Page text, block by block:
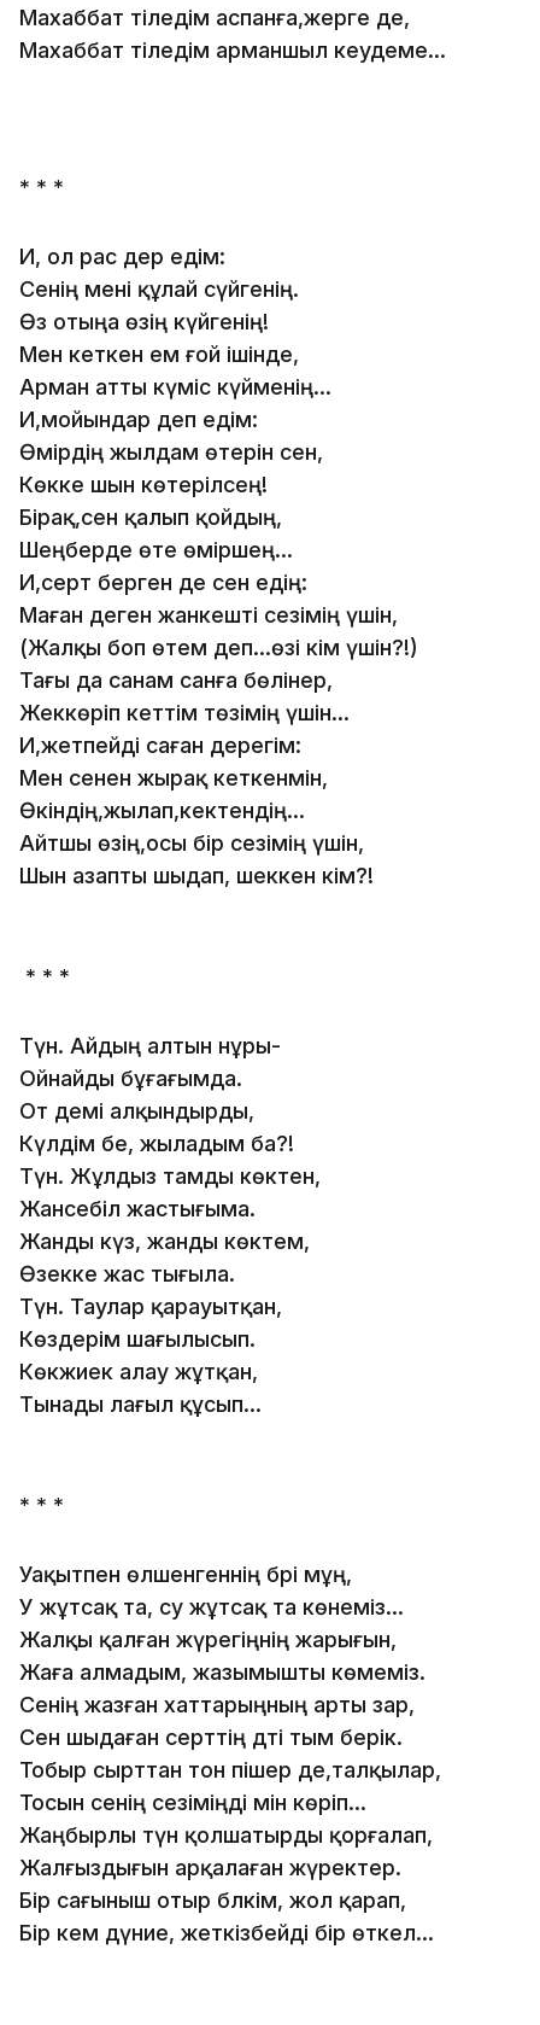
Махаббат тіледім аспанға,жерге де,
Махаббат тіледім арманшыл кеудеме...
* * *
Иә, ол рас дер едім:
Сенің мені құлай сүйгенің.
Өз отыңа өзің күйгенің!
Мен кеткен ем ғой ішінде,
Арман атты күміс күйменің...
Иә,мойындар деп едім:
Өмірдің жылдам өтерін сен,
Көкке шын көтерілсең!
Бірақ,сен қалып қойдың,
Шеңберде өте өміршең...
Иә,серт берген де сен едің:
Маған деген жанкешті сезімің үшін,
(Жалқы боп өтем деп...өзі кім үшін?!)
Тағы да санам санға бөлінер,
Жеккөріп кеттім төзімің үшін...
Иә,жетпейді саған дерегім:
Мен сенен жырақ кеткенмін,
Өкіндің,жылап,кектендің...
Айтшы өзің,осы бір сезімің үшін,
Шын азапты шыдап, шеккен кім?!
* * *
Түн. Айдың алтын нұры-
Ойнайды бұғағымда.
От демі алқындырды,
Күлдім бе, жыладым ба?!
Түн. Жұлдыз тамды көктен,
Жансебіл жастығыма.
Жанды күз, жанды көктем,
Өзекке жас тығыла.
Түн. Таулар қарауытқан,
Көздерім шағылысып.
Көкжиек алау жұтқан,
Тынады лағыл құсып...
* * *
Уақытпен өлшенгеннің бәрі мұң,
У жұтсақ та, су жұтсақ та көнеміз...
Жалқы қалған жүрегіңнің жарығын,
Жаға алмадым, жазымышты көмеміз.
Сенің жазған хаттарыңның арты зар,
Сен шыдаған серттің дәті тым берік.
Тобыр сырттан тон пішер де,талқылар,
Тосын сенің сезіміңді мін көріп...
Жаңбырлы түн қолшатырды қорғалап,
Жалғыздығын арқалаған жүректер.
Бір сағыныш отыр бәлкім, жол қарап,
Бір кем дүние, жеткізбейді бір өткел...